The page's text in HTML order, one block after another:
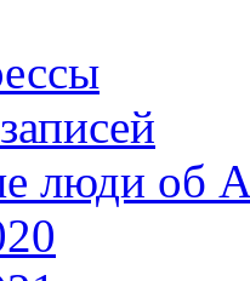
люди об